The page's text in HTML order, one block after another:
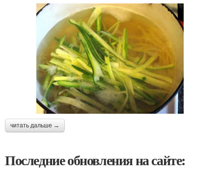
читать дальше →
Последние обновления на сайте: